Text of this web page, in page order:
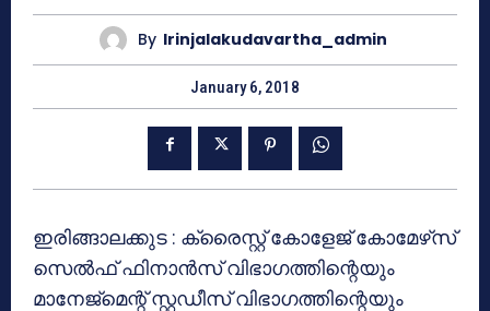
By Irinjalakudavartha_admin
January 6, 2018
ഇരിങ്ങാലക്കുട : ക്രൈസ്റ്റ് കോളേജ് കോമേഴ്‌സ്
സെല്‍ഫ് ഫിനാന്‍സ് വിഭാഗത്തിന്റെയും
മാനേജ്‌മെന്റ് സ്റ്റഡീസ് വിഭാഗത്തിന്റെയും